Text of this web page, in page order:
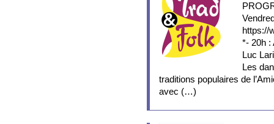
https://
*- 20h :
Luc
Les
traditions populaires de
avec (…)